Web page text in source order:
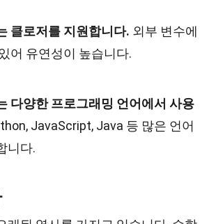
클로저를 지원합니다. 외부 변수에
어 유연성이 높습니다.
다양한 프로그래밍 언어에서 사용
JavaScript, Java 등 많은 언어
니다.